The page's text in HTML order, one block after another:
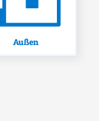
Außen